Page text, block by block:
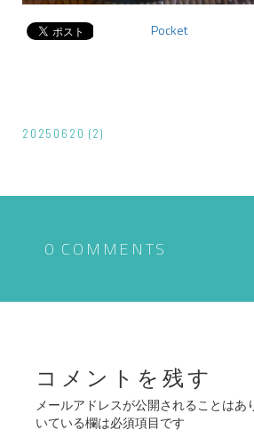
Pocket
投
ナ
シ
20250620 (2)
0 COMMENTS
コメントを残す
メールアドレスが公開されることはあ
いている欄は必須項目です